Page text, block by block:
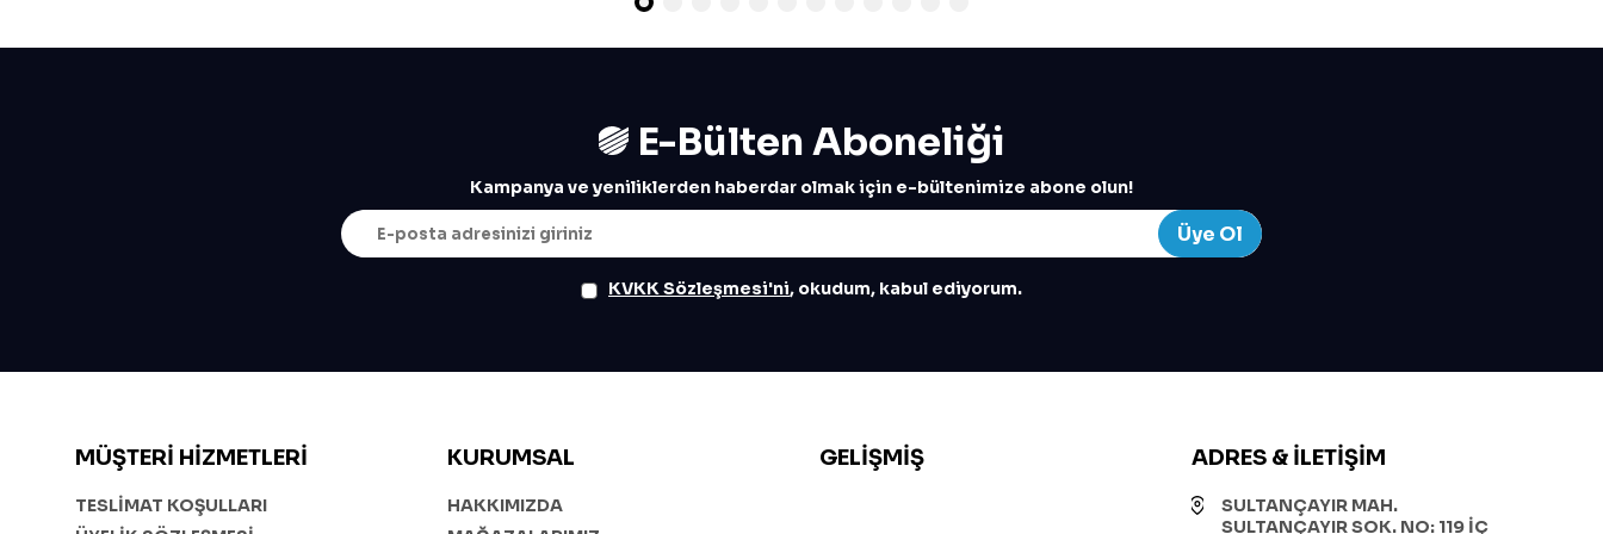
E-Bülten Aboneliği
Kampanya ve yeniliklerden haberdar olmak için e-bültenimize abone olun!
Üye Ol
KVKK Sözleşmesi'ni, okudum, kabul ediyorum.
MÜŞTERI HIZMETLERI
TESLİMAT KOŞULLARI
KURUMSAL
HAKKIMIZDA
GELIŞMIŞ ADRES & İLETIŞIM
SULTANÇAYIR MAH.
SULTANÇAYIR SOK. NO: 119 İÇ